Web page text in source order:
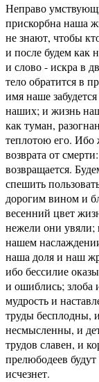
Неправо
прискорбна наша
не знают, чтобы
и после будем как
и слово - искра в
тело обратится в
имя наше
наших; и жизнь
как туман,
теплотою его. Ибо
возврата от
возвращается.
спешить
дорогим вином и
весенний цвет
нежели они увяли;
нашем
наша доля и наш
ибо бессилие
и ошиблись; злоба
мудрость и
труды бесплодны,
несмысленны, и
трудов славен, и
прелюбодеев
исчезнет.